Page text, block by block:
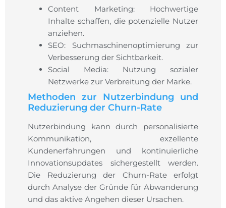
Content Marketing: Hochwertige
Inhalte schaffen, die potenzielle Nutzer
anziehen.
SEO: Suchmaschinenoptimierung zur
Verbesserung der Sichtbarkeit.
Social Media: Nutzung sozialer
Netzwerke zur Verbreitung der Marke.
Methoden zur Nutzerbindung und
Reduzierung der Churn-Rate
Nutzerbindung kann durch personalisierte
Kommunikation, exzellente
Kundenerfahrungen und kontinuierliche
Innovationsupdates sichergestellt werden.
Die Reduzierung der Churn-Rate erfolgt
durch Analyse der Gründe für Abwanderung
und das aktive Angehen dieser Ursachen.